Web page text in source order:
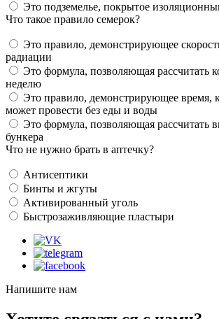
Это подземелье, покрытое
Что такое правило семерок?
Это правило, демонстрирующее
радиации
Это формула, позволяющая рассчитать
неделю
Это правило, демонстрирующее время,
может провести без еды и воды
Это формула, позволяющая рассчитать
бункера
Что не нужно брать в аптечку?
Антисептики
Бинты и жгуты
Активированный уголь
Быстрозаживляющие пластыри
Напишите нам